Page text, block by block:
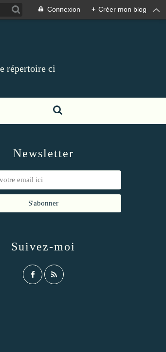
Connexion + Créer mon blog
répertoire ci
Newsletter
Suivez-moi